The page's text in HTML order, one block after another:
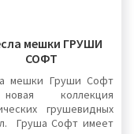
мешки ГРУШИ
СОФТ
мешки Груши Софт
коллекция
грушевидных
Груша Софт имеет